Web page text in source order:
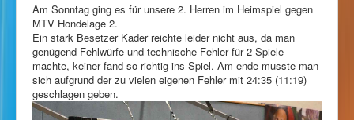
Am Sonntag ging es für unsere 2. Herren im Heimspiel gegen
MTV Hondelage 2.
Ein stark Besetzer Kader reichte leider nicht aus, da man
genügend Fehlwürfe und technische Fehler für 2 Spiele
machte, keiner fand so richtig ins Spiel. Am ende musste man
sich aufgrund der zu vielen eigenen Fehler mit 24:35 (11:19)
geschlagen geben.